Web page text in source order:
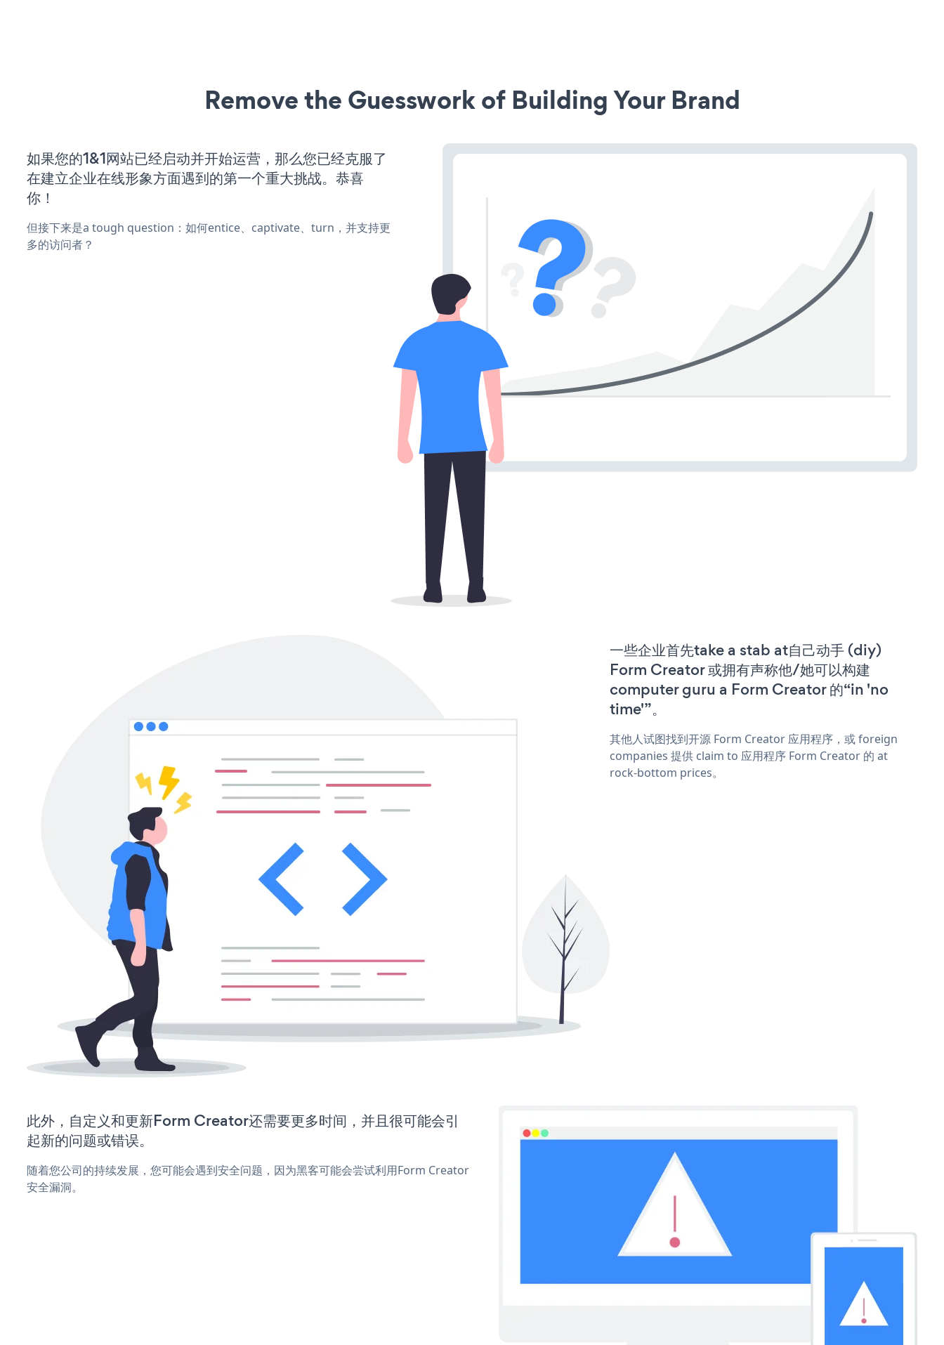
Remove the Guesswork of Building Your Brand
如果您的1&1网站已经启动并开始运营，那么您已经克服了
在建立企业在线形象方面遇到的第一个重大挑战。恭喜
你！
但接下来是a tough question：如何entice、captivate、turn，并支持更
多的访问者？
一些企业首先take a stab at自己动手 (diy)
Form Creator 或拥有声称他/她可以构建
computer guru a Form Creator 的“in 'no
time'”。
其他人试图找到开源 Form Creator 应用程序，或 foreign
companies 提供 claim to 应用程序 Form Creator 的 at
rock-bottom prices。
此外，自定义和更新Form Creator还需要更多时间，并且很可能会引
起新的问题或错误。
随着您公司的持续发展，您可能会遇到安全问题，因为黑客可能会尝试利用Form Creator
安全漏洞。